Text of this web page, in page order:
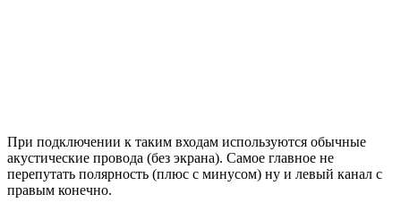
При подключении к таким входам используются обычные
акустические провода (без экрана). Самое главное не
перепутать полярность (плюс с минусом) ну и левый канал с
правым конечно.